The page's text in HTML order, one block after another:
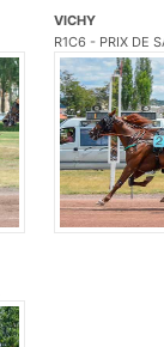
VICHY
R1C6 - PRIX DE